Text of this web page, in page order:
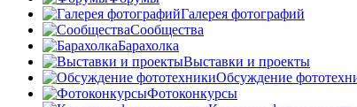
Галерея фотографий
Сообщества
Барахолка
Выставки и проекты
Обсуждение
Фотоконкурсы